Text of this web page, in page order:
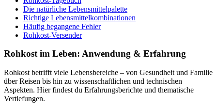
Die natürliche Lebensmittelpalette
Richtige Lebensmittelkombinationen
Häufig begangene Fehler
Rohkost-Versender
Rohkost im Leben: Anwendung & Erfahrung
Rohkost betrifft viele Lebensbereiche – von Gesundheit und Familie
über Reisen bis hin zu wissenschaftlichen und technischen
Aspekten. Hier findest du Erfahrungsberichte und thematische
Vertiefungen.